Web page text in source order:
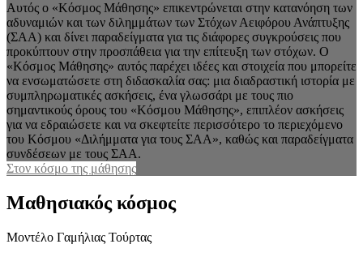
Αυτός ο «Κόσμος Μάθησης» επικεντρώνεται στην κατανόηση των
αδυναμιών και των διλημμάτων των Στόχων Αειφόρου Ανάπτυξης
(ΣΑΑ) και δίνει παραδείγματα για τις διάφορες συγκρούσεις που
προκύπτουν στην προσπάθεια για την επίτευξη των στόχων. Ο
«Κόσμος Μάθησης» αυτός παρέχει ιδέες και στοιχεία που μπορείτε
να ενσωματώσετε στη διδασκαλία σας: μια διαδραστική ιστορία με
συμπληρωματικές ασκήσεις, ένα γλωσσάρι με τους πιο
σημαντικούς όρους του «Κόσμου Μάθησης», επιπλέον ασκήσεις
για να εδραιώσετε και να σκεφτείτε περισσότερο το περιεχόμενο
του Κόσμου «Διλήμματα για τους ΣΑΑ», καθώς και παραδείγματα
συνδέσεων με τους ΣΑΑ.
Στον κόσμο της μάθησης
Μαθησιακός κόσμος
Μοντέλο Γαμήλιας Τούρτας